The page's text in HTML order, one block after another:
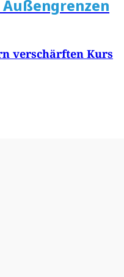
verschärften Kurs